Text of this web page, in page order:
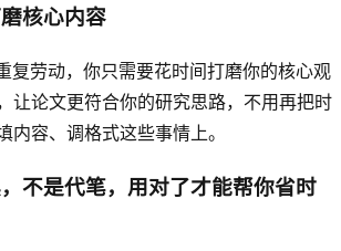
核心内容
复劳动，你只需要花时间打磨你的核心观
让论文更符合你的研究思路，不用再把时
内容、调格式这些事情上。
不是代笔，用对了才能帮你省时